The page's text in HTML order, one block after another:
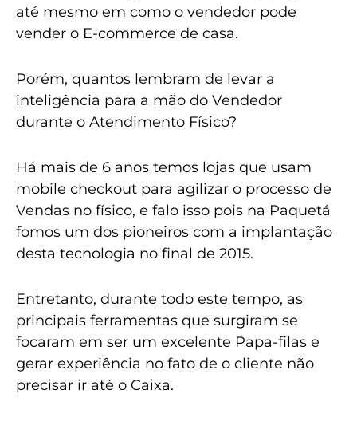
até mesmo em como o vendedor pode
vender o E-commerce de casa.
Porém, quantos lembram de levar a
inteligência para a mão do Vendedor
durante o Atendimento Físico?
Há mais de 6 anos temos lojas que usam
mobile checkout para agilizar o processo de
Vendas no físico, e falo isso pois na Paquetá
fomos um dos pioneiros com a implantação
desta tecnologia no final de 2015.
Entretanto, durante todo este tempo, as
principais ferramentas que surgiram se
focaram em ser um excelente Papa-filas e
gerar experiência no fato de o cliente não
precisar ir até o Caixa.